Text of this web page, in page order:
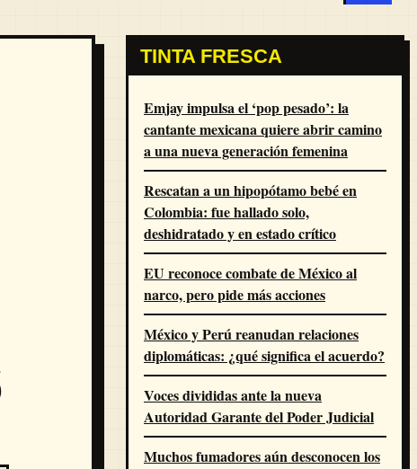
TINTA FRESCA
Emjay impulsa el ‘pop pesado’: la
cantante mexicana quiere abrir camino
a una nueva generación femenina
Rescatan a un hipopótamo bebé en
Colombia: fue hallado solo,
deshidratado y en estado crítico
EU reconoce combate de México al
narco, pero pide más acciones
México y Perú reanudan relaciones
diplomáticas: ¿qué significa el acuerdo?
Voces divididas ante la nueva
Autoridad Garante del Poder Judicial
Muchos fumadores aún desconocen los